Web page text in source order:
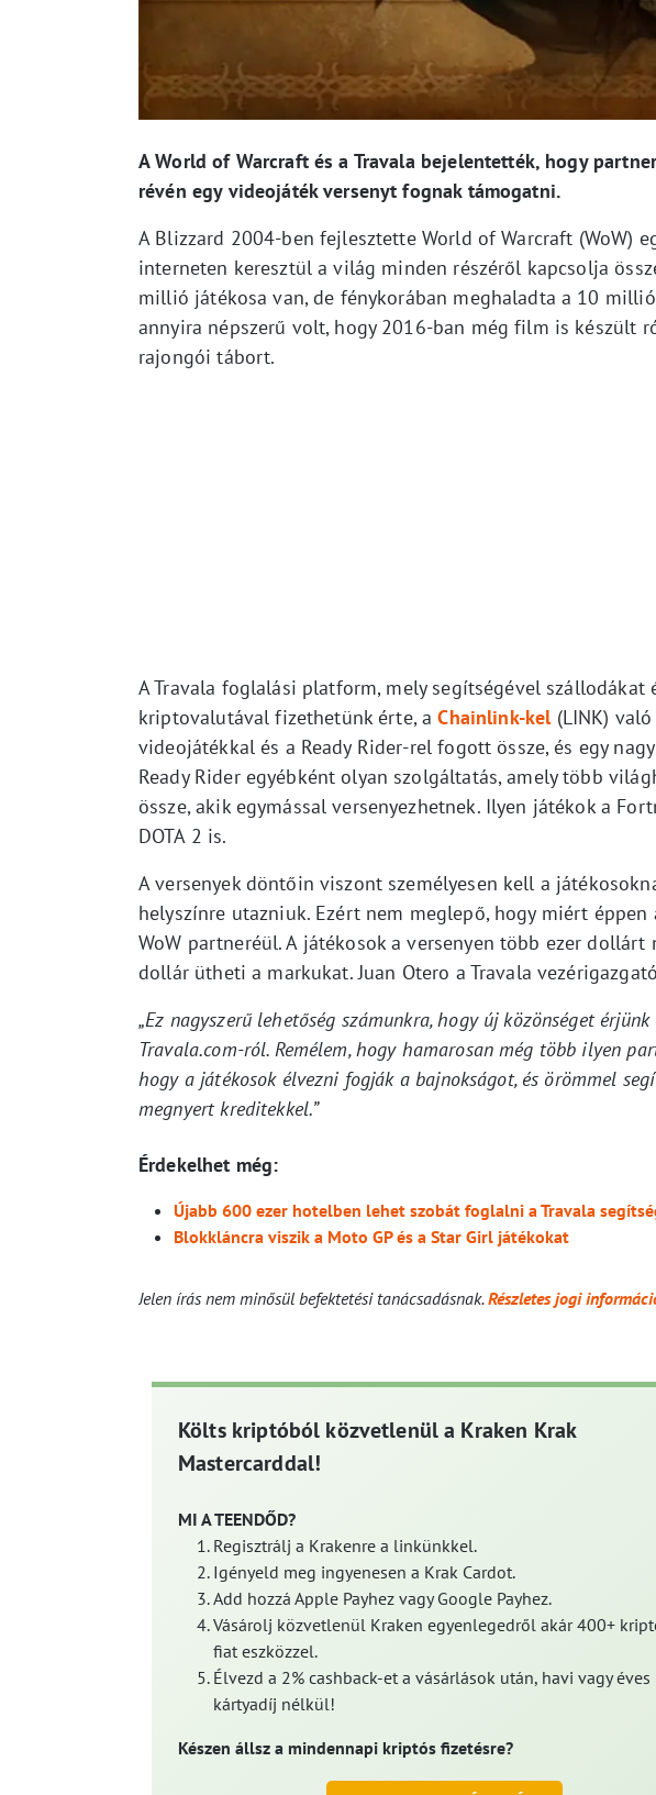
A World of Warcraft és a Travala bejelentették, hogy
révén egy videojáték versenyt fognak támogatni.
A Blizzard 2004-ben fejlesztette World of Warcraft (WoW)
interneten keresztül a világ minden részéről kapcsolja
millió játékosa van, de fénykorában meghaladta a 10
annyira népszerű volt, hogy 2016-ban még film is készült
rajongói tábort.
A Travala foglalási platform, mely segítségével
kriptovalutával fizethetünk érte, aChainlink-kel(LINK) való
videojátékkal és a Ready Rider-rel fogott össze, és egy
Ready Rider egyébként olyan szolgáltatás, amely több
össze, akik egymással versenyezhetnek. Ilyen játékok a
DOTA 2 is.
A versenyek döntőin viszont személyesen kell a
helyszínre utazniuk. Ezért nem meglepő, hogy miért
WoW partneréül. A játékosok a versenyen több ezer dollárt
dollár ütheti a markukat. Juan Otero a Travala
„Ez nagyszerű lehetőség számunkra, hogy új közönséget
Travala.com-ról. Remélem, hogy hamarosan még több ilyen
hogy a játékosok élvezni fogják a bajnokságot, és örömmel
megnyert kreditekkel.”
Érdekelhet még:
Újabb 600 ezer hotelben lehet szobát foglalni a Travala
Blokkláncra viszik a Moto GP és a Star Girl játékokat
Jelen írás nem minősül befektetési tanácsadásnak.Részletes jogi
Költs kriptóból közvetlenül a Kraken Krak
Mastercarddal!
MI A TEENDŐD?
Regisztrálj a Krakenre a linkünkkel.
Igényeld meg ingyenesen a Krak Cardot.
Add hozzá Apple Payhez vagy Google Payhez.
Vásárolj közvetlenül Kraken egyenlegedről akár 400+
fiat eszközzel.
Élvezd a 2% cashback-et a vásárlások után, havi vagy éves
kártyadíj nélkül!
Készen állsz a mindennapi kriptós fizetésre?